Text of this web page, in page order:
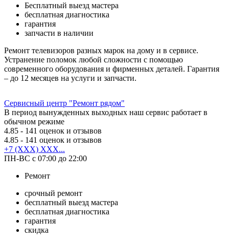
Бесплатный выезд мастера
бесплатная диагностика
гарантия
запчасти в наличии
Ремонт телевизоров разных марок на дому и в сервисе.
Устранение поломок любой сложности с помощью
современного оборудования и фирменных деталей. Гарантия
– до 12 месяцев на услуги и запчасти.
Сервисный центр "Ремонт рядом"
В период вынужденных выходных наш сервис работает в
обычном режиме
4.85 - 141 оценок и отзывов
4.85 - 141 оценок и отзывов
+7 (XXX) XXX...
ПН-ВС с 07:00 до 22:00
Ремонт
срочный ремонт
бесплатный выезд мастера
бесплатная диагностика
гарантия
скидка